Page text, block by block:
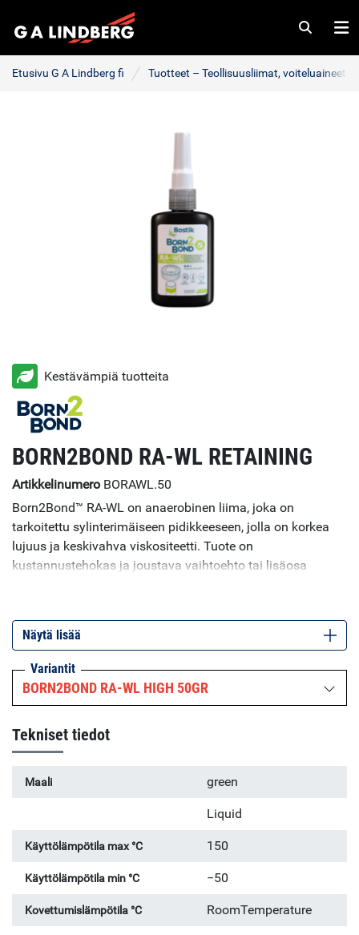
Haku
Etusivu G A Lindberg fi Tuotteet – Teollisuusliimat, voiteluaineet
Kestävämpiä tuotteita
BORN2BOND RA-WL RETAINING
Artikkelinumero BORAWL.50
Born2Bond™ RA-WL on anaerobinen liima, joka on
tarkoitettu sylinterimäiseen pidikkeeseen, jolla on korkea
lujuus ja keskivahva viskositeetti. Tuote on
kustannustehokas ja joustava vaihtoehto tai lisäosa
sekä tiivistämään kaikki metalliliitokset poistaakseen
korroosion aiheuttaman kiertueriskin. Born2Bond RA-WL
tarjoaa 100 % kosketuksen pintojen välillä, tarjoten
yhtenäisen ja kestävän yhteyden, joka kestää värinät,
täysin luokittelematon ja täysin ilman varoitusmerkkejä –
ympäristöystävällinen ja työystävällinen vaihtoehto
perinteisille anaerobisille tuotteille – ilman kompromisseja
Näytä lisää
Variantit
BORN2BOND RA-WL HIGH 50GR
Tekniset tiedot
Maali green
Liquid
Käyttölämpötila max °C 150
Käyttölämpötila min °C −50
Kovettumislämpötila °C RoomTemperature